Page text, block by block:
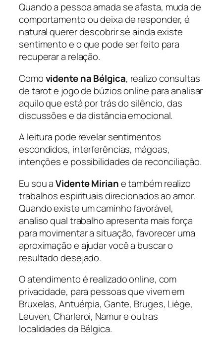
Quando a pessoa amada se afasta, muda de
comportamento ou deixa de responder, é
natural querer descobrir se ainda existe
sentimento e o que pode ser feito para
recuperar a relação.
Comovidente na Bélgica, realizo consultas
de tarot e jogo de búzios online para analisar
aquilo que está por trás do silêncio, das
discussões e da distância emocional.
A leitura pode revelar sentimentos
escondidos, interferências, mágoas,
intenções e possibilidades de reconciliação.
Eu sou aVidente Miriane também realizo
trabalhos espirituais direcionados ao amor.
Quando existe um caminho favorável,
analiso qual trabalho apresenta mais força
para movimentar a situação, favorecer uma
aproximação e ajudar você a buscar o
resultado desejado.
O atendimento é realizado online, com
privacidade, para pessoas que vivem em
Bruxelas, Antuérpia, Gante, Bruges, Liège,
Leuven, Charleroi, Namur e outras
localidades da Bélgica.